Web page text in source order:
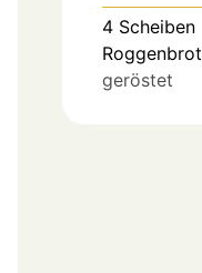
4 Scheiben
Roggenbrot
geröstet